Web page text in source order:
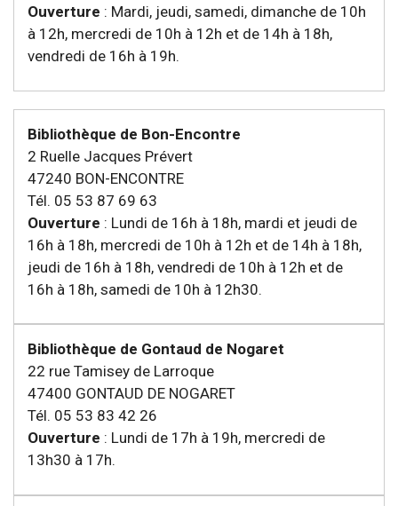
Ouverture : Mardi, jeudi, samedi, dimanche de 10h
à 12h, mercredi de 10h à 12h et de 14h à 18h,
vendredi de 16h à 19h.
Bibliothèque de Bon-Encontre
2 Ruelle Jacques Prévert
47240 BON-ENCONTRE
Tél. 05 53 87 69 63
Ouverture : Lundi de 16h à 18h, mardi et jeudi de
16h à 18h, mercredi de 10h à 12h et de 14h à 18h,
jeudi de 16h à 18h, vendredi de 10h à 12h et de
16h à 18h, samedi de 10h à 12h30.
Bibliothèque de Gontaud de Nogaret
22 rue Tamisey de Larroque
47400 GONTAUD DE NOGARET
Tél. 05 53 83 42 26
Ouverture : Lundi de 17h à 19h, mercredi de
13h30 à 17h.